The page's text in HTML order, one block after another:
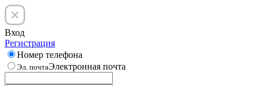
Вход
Регистрация
Номер телефона
Эл. почтаЭлектронная почта